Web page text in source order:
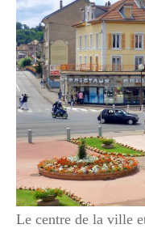
Le centre de la ville